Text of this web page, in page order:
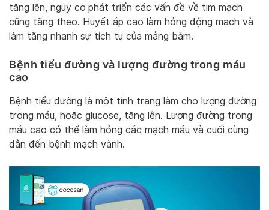
tăng lên, nguy cơ phát triển các vấn đề về tim mạch
cũng tăng theo. Huyết áp cao làm hỏng động mạch và
làm tăng nhanh sự tích tụ của mảng bám.
Bệnh tiểu đường và lượng đường trong máu
cao
Bệnh tiểu đường là một tình trạng làm cho lượng đường
trong máu, hoặc glucose, tăng lên. Lượng đường trong
máu cao có thể làm hỏng các mạch máu và cuối cùng
dẫn đến bệnh mạch vành.